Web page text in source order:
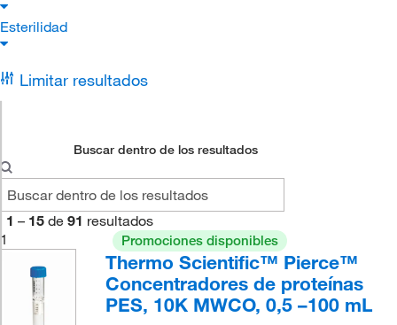
Esterilidad
Limitar resultados
Buscar dentro de los resultados
1 – 15 de 91 resultados
1
Promociones disponibles
Thermo Scientific™ Pierce™
Concentradores de proteínas
PES, 10K MWCO, 0,5 –100 mL